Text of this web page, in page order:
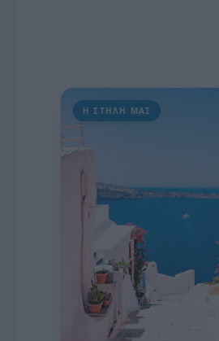
Η ΣΤΗΛΗ ΜΑΣ